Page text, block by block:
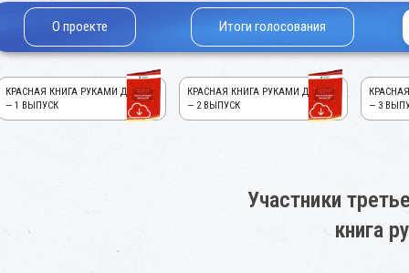
О проекте Итоги голосования
КРАСНАЯ КНИГА РУКАМИ ДЕТЕЙ!
— 1 ВЫПУСК
КРАСНАЯ КНИГА РУКАМИ ДЕТЕЙ!
— 2 ВЫПУСК
— 3
Участники
книга